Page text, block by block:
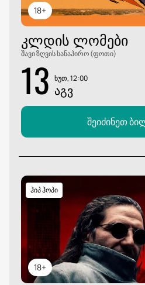
თეატრის მყუდრო
18+
ᲙᲚᲓᲘᲡ ᲚᲝᲛᲔᲑᲘ
შავი ზღვის სანაპირო (ფოთი)
13 ხუთ, 12:00
ᲐᲒᲕ
შეიძინეთ
18+
ჰიპ ჰოპი